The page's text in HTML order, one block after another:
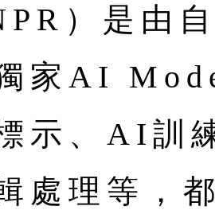
）是由
家AI
示、AI訓
處理等，